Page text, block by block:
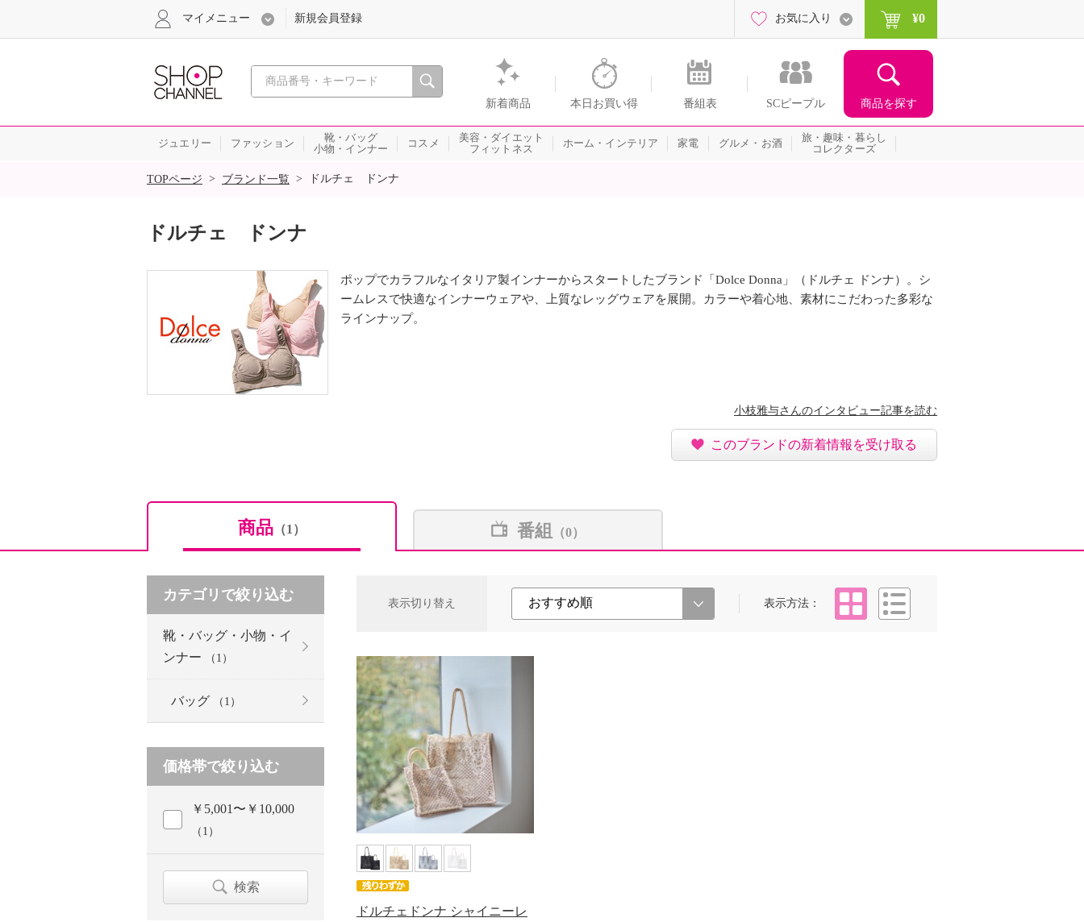
心おどる、瞬間を。通販・テレビショッピングのショップチャンネル
新着商品 本日お買い得 番組表 SCピープル 商品を探す
マイメニュー 新規会員登録 お気に入り ¥0
ジュエリー ファッション
靴・バッグ
小物・インナー
コスメ
美容・ダイエット
フィットネス
ホーム・インテリア 家電 グルメ・お酒
旅・趣味・暮らし
コレクターズ
SALE
TOPページ > ブランド一覧 > ドルチェ ドンナ
ドルチェ ドンナ
ポップでカラフルなイタリア製インナーからスタートしたブランド「Dolce Donna」（ドルチェ ドンナ）。シ
ームレスで快適なインナーウェアや、上質なレッグウェアを展開。カラーや着心地、素材にこだわった多彩な
ラインナップ。
小枝雅与さんのインタビュー記事を読む
このブランドの新着情報を受け取る
商品 （1） 番組 （0）
表示切り替え 表示方法
タイル
ドルチェドンナ シャイニーレ
カテゴリで絞り込む
靴・バッグ・小物・イ
ンナー
（1）
バッグ （1）
価格帯で絞り込む
￥5,001〜￥10,000
（1）
検索